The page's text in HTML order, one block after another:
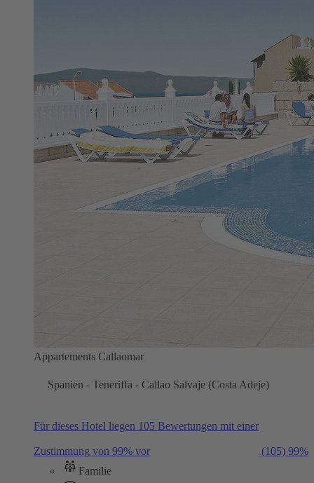
Appartements Callaomar
Spanien - Teneriffa - Callao Salvaje (Costa Adeje)
Für dieses Hotel liegen 105 Bewertungen mit einer
Zustimmung von 99% vor (105) 99%
Familie